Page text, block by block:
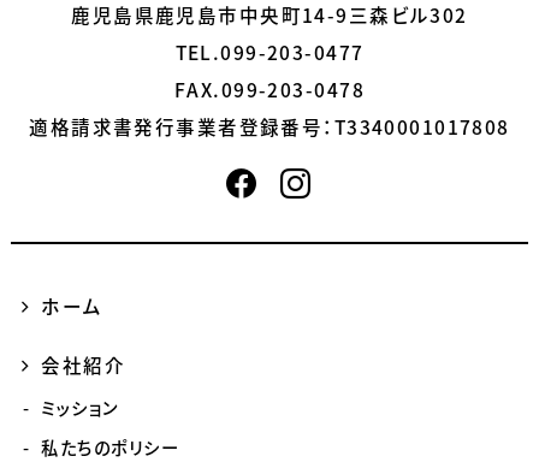
鹿児島県鹿児島市中央町14-9三森ビル302
TEL.099-203-0477
FAX.099-203-0478
適格請求書発行事業者登録番号： T3340001017808
ホーム
会社紹介
ミッション
私たちのポリシー